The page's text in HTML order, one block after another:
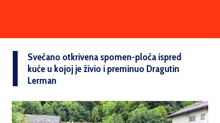
Svečano otkrivena spomen-ploča ispred
kuće u kojoj je živio i preminuo Dragutin
Lerman